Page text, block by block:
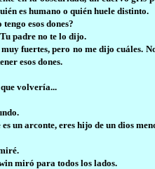
es humano o quién huele distinto.
esos dones?
padre no te lo dijo.
fuertes, pero no me dijo cuáles.
esos dones.
volvería...
un arconte, eres hijo de un dios
miró para todos los lados.